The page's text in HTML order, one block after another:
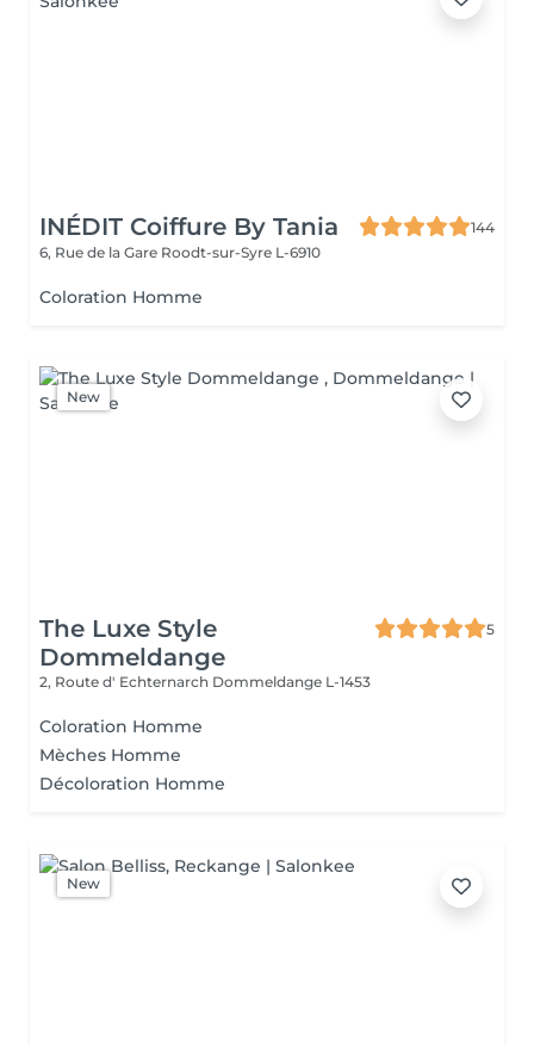
INÉDIT Coiffure By Tania
144
6, Rue de la Gare Roodt-sur-Syre L-6910
Coloration Homme
New
The Luxe Style
Dommeldange
5
2, Route d' Echternarch Dommeldange L-1453
Coloration Homme
Mèches Homme
Décoloration Homme
New